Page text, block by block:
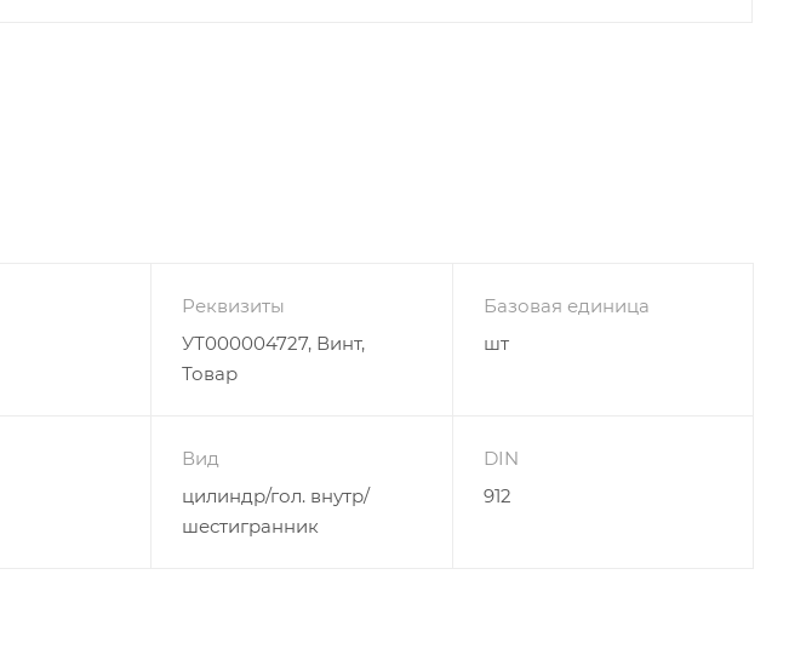
Реквизиты
УТ000004727, Винт,
Товар
Базовая единица
шт
Вид
цилиндр/гол. внутр/
шестигранник
DIN
912